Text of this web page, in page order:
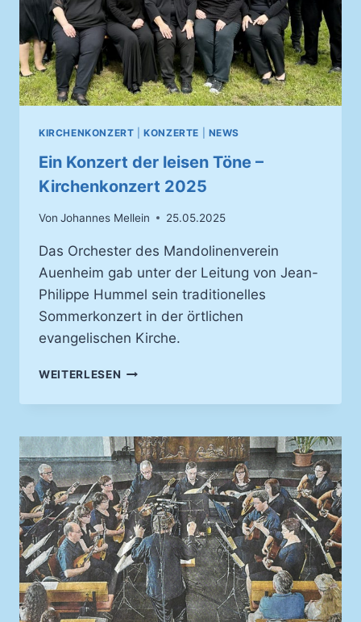
BASEL
KIRCHENKONZERT |KONZERTE NEWS
Ein Konzert der leisen Töne –
Kirchenkonzert 2025
Von Johannes Mellein 25.05.2025
Das Orchester des Mandolinenverein
Auenheim gab unter der Leitung von Jean-
Philippe Hummel sein traditionelles
Sommerkonzert in der örtlichen
evangelischen Kirche.
WEITERLESEN EIN
DER
TÖNE
–
KIRCHENKONZERT
2025